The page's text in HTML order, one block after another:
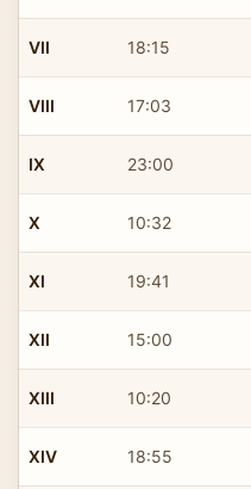
VII 18:15
VIII 17:03
IX 23:00
X 10:32
XI 19:41
XII 15:00
XIII 10:20
XIV 18:55